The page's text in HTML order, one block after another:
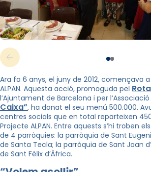
Ara fa 6 anys, el juny de 2012, començava
ALPAN. Aquesta acció, promoguda pel
l’Ajuntament de Barcelona i per
Caixa”, ha donat el seu menú 500.000.
centres socials que en total reparteixen
Projecte ALPAN. Entre aquests s’hi troben
de 4 parròquies: la parròquia de Sant
de Santa Tecla; la parròquia de Sant Joan
de Sant Fèlix d’Àfrica.